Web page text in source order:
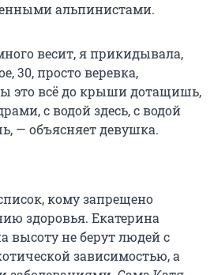
альпинистами.
весит, я прикидывала,
30, просто веревка,
это всё до крыши дотащишь,
с водой здесь, с водой
— объясняет девушка.
кому запрещено
здоровья. Екатерина
высоту не берут людей с
зависимостью, а